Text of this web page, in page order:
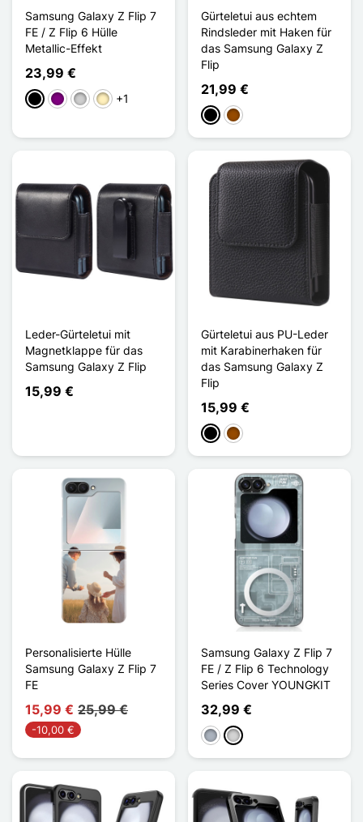
Samsung Galaxy Z Flip 7
FE / Z Flip 6 Hülle
Metallic-Effekt
23,99 €
Schwarz
ViolettSilberGolden
+1
Gürteletui aus echtem
Rindsleder mit Haken für
das Samsung Galaxy Z
Flip
21,99 €
Schwarz
Braun
Leder-Gürteletui mit
Magnetklappe für das
Samsung Galaxy Z Flip
15,99 €
Gürteletui aus PU-Leder
mit Karabinerhaken für
das Samsung Galaxy Z
Flip
15,99 €
Schwarz
Braun
Personalisierte Hülle
Samsung Galaxy Z Flip 7
FE
15,99 € 25,99 €
-10,00 €
Samsung Galaxy Z Flip 7
FE / Z Flip 6 Technology
Series Cover YOUNGKIT
32,99 €
GrauGris clair